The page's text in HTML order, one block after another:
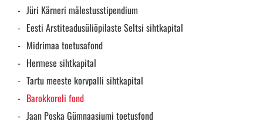
Jüri Kärneri mälestusstipendium
Eesti Arstiteadusüliõpilaste Seltsi sihtkapital
Midrimaa toetusafond
Hermese sihtkapital
Tartu meeste korvpalli sihtkapital
Barokkoreli fond
Jaan Poska Gümnaasiumi toetusfond